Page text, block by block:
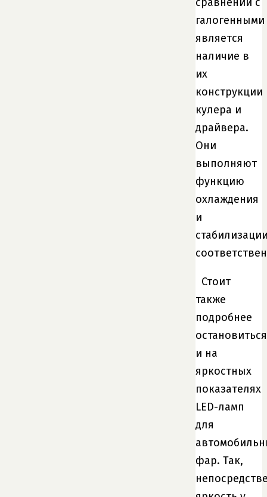
галогенными
является
наличие в
их
конструкции
кулера и
драйвера.
Они
выполняют
функцию
охлаждения
и
Стоит
также
подробнее
остановиться
и на
яркостных
показателях
LED-ламп
для
фар. Так,